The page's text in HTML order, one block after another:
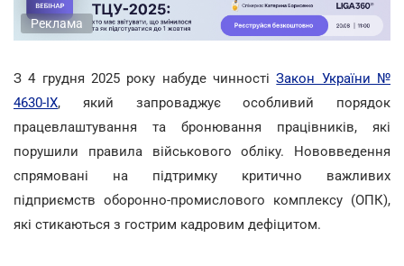
Реклама
З 4 грудня 2025 року набуде чинностіЗакон України №
4630-ІХ, який запроваджує особливий порядок
працевлаштування та бронювання працівників, які
порушили правила військового обліку. Нововведення
спрямовані на підтримку критично важливих
підприємств оборонно-промислового комплексу (ОПК),
які стикаються з гострим кадровим дефіцитом.